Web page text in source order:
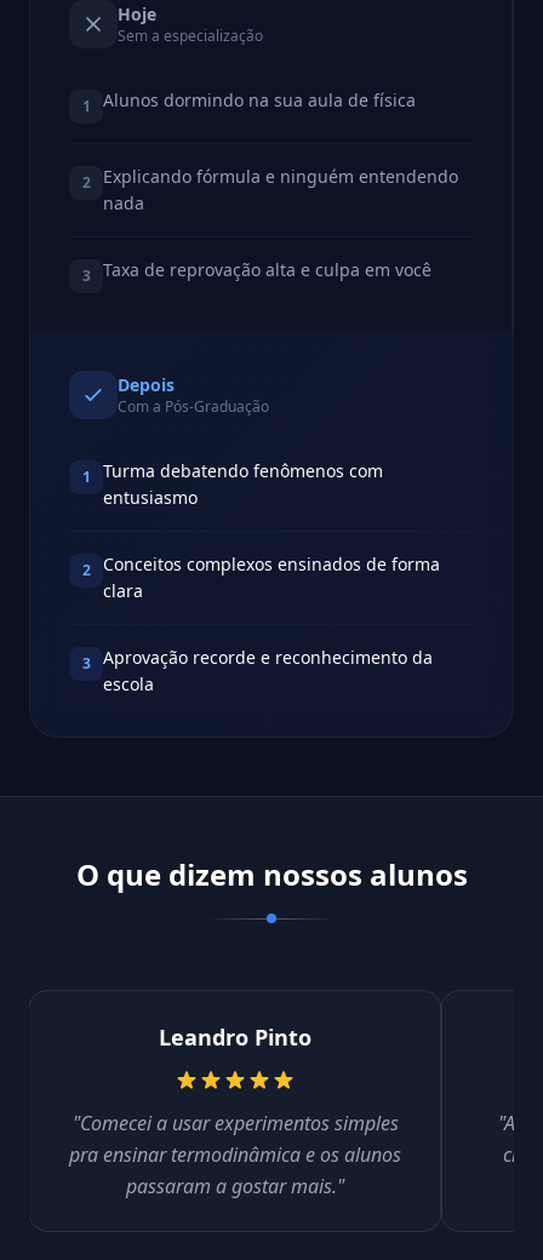
Hoje
Sem a especialização
1 Alunos dormindo na sua aula de física
2
Explicando fórmula e ninguém entendendo
nada
3 Taxa de reprovação alta e culpa em você
Depois
Com a Pós-Graduação
1
Turma debatendo fenômenos com
entusiasmo
2
Conceitos complexos ensinados de forma
clara
3
Aprovação recorde e reconhecimento da
escola
O que dizem nossos alunos
Leandro Pinto
"Comecei a usar experimentos simples
pra ensinar termodinâmica e os alunos
passaram a gostar mais."